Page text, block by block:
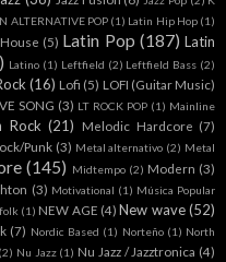
ALTERNATIVE POP (1) Latin Hip Hop (1)
(5) Latin Pop (187) Latin
Latino (1) Leftfield (2) Leftfield Bass (2)
(16) Lofi (5) LOFI (Guitar Music)
SONG (3) LT ROCK POP (1) Mainline
Rock (21) Melodic Hardcore (7)
Punk (3) Metal alternativo (2) Metal
(145) Midtempo (2) Modern (3)
(3) Motivational (1) Música Popular
(1) NEW AGE (4) New wave (52)
(7) Nordic Based (1) Norteño (1) North
(2) Nu Jazz (1) Nu Jazz / Jazztronica (4)